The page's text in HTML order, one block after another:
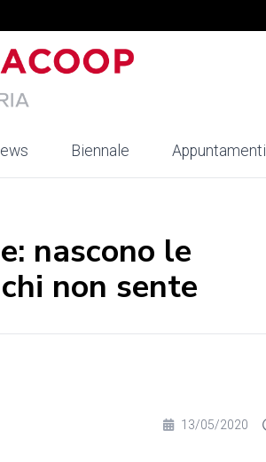
Biennale Appuntamenti
nascono le
non sente
13/05/2020